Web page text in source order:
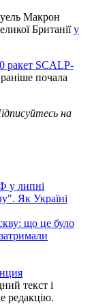
Макрон
Британіїу
ракет SCALP-
почала
на
у липні
Як Україні
що це було
текст і
редакцію.